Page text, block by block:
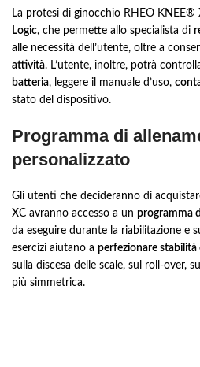
La protesi di ginocchio RHEO KNEE®
Logic, che permette allo specialista di
alle necessità dell’utente, oltre a
attività. L’utente, inoltre, potrà
batteria, leggere il manuale d’uso,
stato del dispositivo.
Programma di
personalizzato
Gli utenti che decideranno di
XC avranno accesso a un programma
da eseguire durante la riabilitazione e
esercizi aiutano a perfezionare stabilità
sulla discesa delle scale, sul roll-over,
più simmetrica.